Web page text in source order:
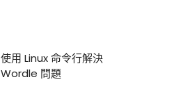
使用 Linux 命令行解決
Wordle 問題